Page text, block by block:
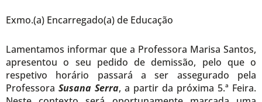
Exmo.(a) Encarregado(a) de Educação
Lamentamos informar que a Professora Marisa Santos,
apresentou o seu pedido de demissão, pelo que o
respetivo horário passará a ser assegurado pela
Professora Susana Serra, a partir da próxima 5.ª Feira.